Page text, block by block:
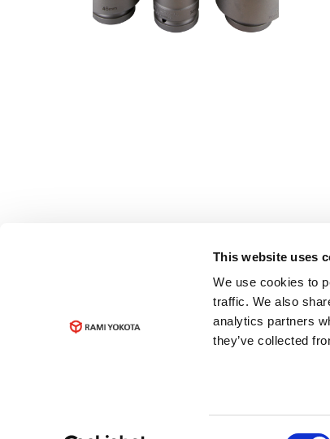
This website uses
We use cookies to
traffic. We also
analytics partners
they’ve collected